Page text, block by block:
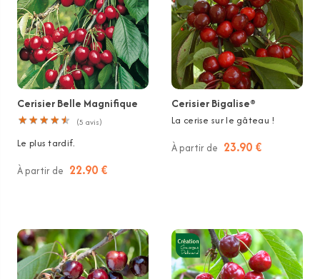
Cerisier Belle Magnifique
★ ★ ★ ★ ★
★ ★ ★ ★ ★ (5 avis)
Le plus tardif.
À partir de 22.90 €
Cerisier Bigalise®
La cerise sur le gâteau !
À partir de 23.90 €